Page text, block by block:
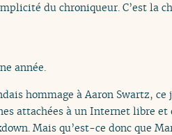
du chroniqueur. C’est la
année.
hommage à Aaron Swartz, ce
attachées à un Internet libre et
Mais qu’est-ce donc que